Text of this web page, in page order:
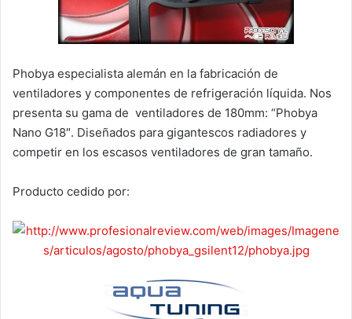
Phobya especialista alemán en la fabricación de
ventiladores y componentes de refrigeración líquida. Nos
presenta su gama de ventiladores de 180mm: “Phobya
Nano G18″. Diseñados para gigantescos radiadores y
competir en los escasos ventiladores de gran tamaño.
Producto cedido por: